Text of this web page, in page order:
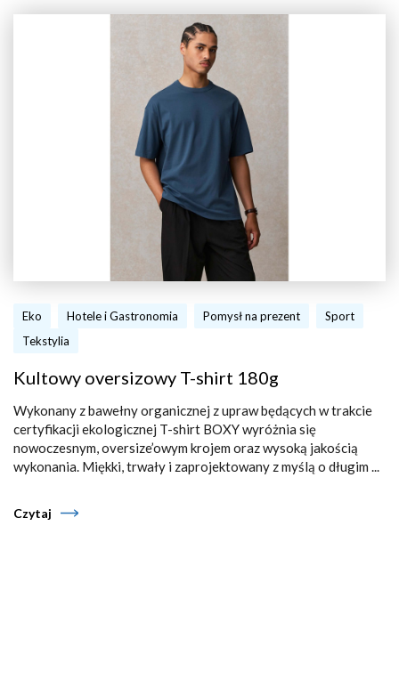
Eko Hotele i Gastronomia Pomysł na prezent
Sport
Tekstylia
Kultowy oversizowy T-shirt 180g
Wykonany z bawełny organicznej z upraw będących w trakcie
certyfikacji ekologicznej T-shirt BOXY wyróżnia się
nowoczesnym, oversize’owym krojem oraz wysoką jakością
wykonania. Miękki, trwały i zaprojektowany z myślą o długim ...
Czytaj